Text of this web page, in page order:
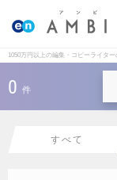
1050万円以上の編集・コピーライタ
0 件
すべて